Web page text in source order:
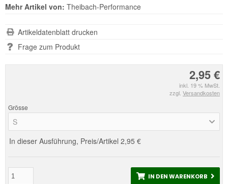
2,95 €
inkl. 19 % MwSt.
zzgl. Versandkosten
Grösse
S
In dieser Ausführung, Preis/Artikel 2,95 €
IN DEN WARENKORB
Mehr Artikel von: Theibach-Performance
Artikeldatenblatt drucken
Frage zum Produkt